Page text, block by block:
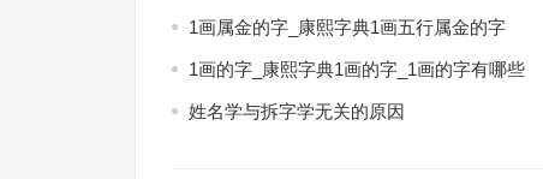
1画属金的字_康熙字典1画五行属金的字
1画的字_康熙字典1画的字_1画的字有哪些
姓名学与拆字学无关的原因